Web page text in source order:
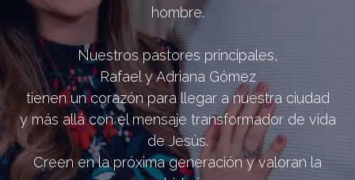
hombre.
Nuestros pastores principales,
Rafael y Adriana Gómez
tienen un corazón para llegar a nuestra ciudad
y más allá con el mensaje transformador de vida
de Jesús.
Creen en la próxima generación y valoran la